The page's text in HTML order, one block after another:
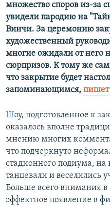
множество споров из-за
увидели пародию на
Винчи. За церемонию
художественный
многие ожидали от него
сюрпризов. К тому же
что закрытие будет
запоминающимся, пишет
Шоу, подготовленное к
оказалось вполне
мнению многих
что подчеркнуто
стадионного подиума,
танцевали и веселились
Больше всего внимания в
эффектное появление в